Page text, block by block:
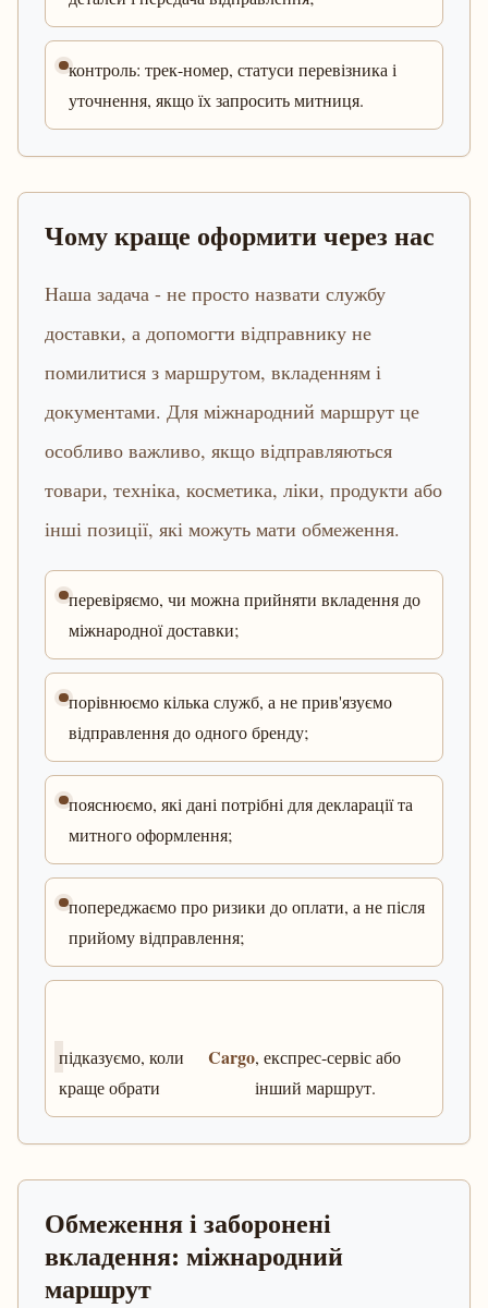
контроль: трек-номер, статуси перевізника і
уточнення, якщо їх запросить митниця.
Чому краще оформити через нас
Наша задача - не просто назвати службу
доставки, а допомогти відправнику не
помилитися з маршрутом, вкладенням і
документами. Для міжнародний маршрут це
особливо важливо, якщо відправляються
товари, техніка, косметика, ліки, продукти або
інші позиції, які можуть мати обмеження.
перевіряємо, чи можна прийняти вкладення до
міжнародної доставки;
порівнюємо кілька служб, а не прив'язуємо
відправлення до одного бренду;
пояснюємо, які дані потрібні для декларації та
митного оформлення;
попереджаємо про ризики до оплати, а не після
прийому відправлення;
підказуємо, коли
краще обрати
Cargo, експрес-сервіс або
інший маршрут.
Обмеження і заборонені
вкладення: міжнародний
маршрут